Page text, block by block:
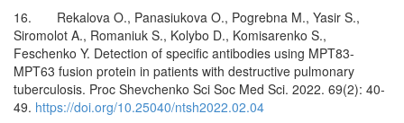
16. Rekalova O., Panasiukova O., Pogrebna M., Yasir S.,
Siromolot A., Romaniuk S., Kolybo D., Komisarenko S.,
Feschenko Y. Detection of specific antibodies using MPT83-
MPT63 fusion protein in patients with destructive pulmonary
tuberculosis. Proc Shevchenko Sci Soc Med Sci. 2022. 69(2): 40-
49. https://doi.org/10.25040/ntsh2022.02.04